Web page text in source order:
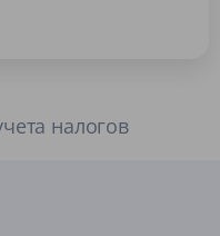
налогов